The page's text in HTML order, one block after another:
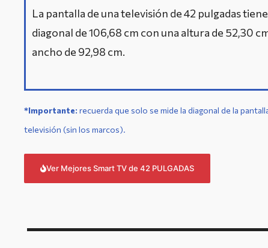
La pantalla de una televisión de 42 pulgadas
diagonal de 106,68 cm con una altura de 52,30
ancho de 92,98 cm.
*Importante: recuerda que solo se mide la diagonal de la
televisión (sin los marcos).
Ver Mejores Smart TV de 42 PULGADAS